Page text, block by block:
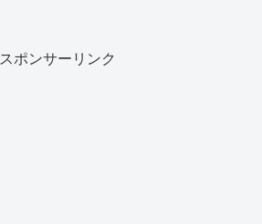
スポンサーリンク